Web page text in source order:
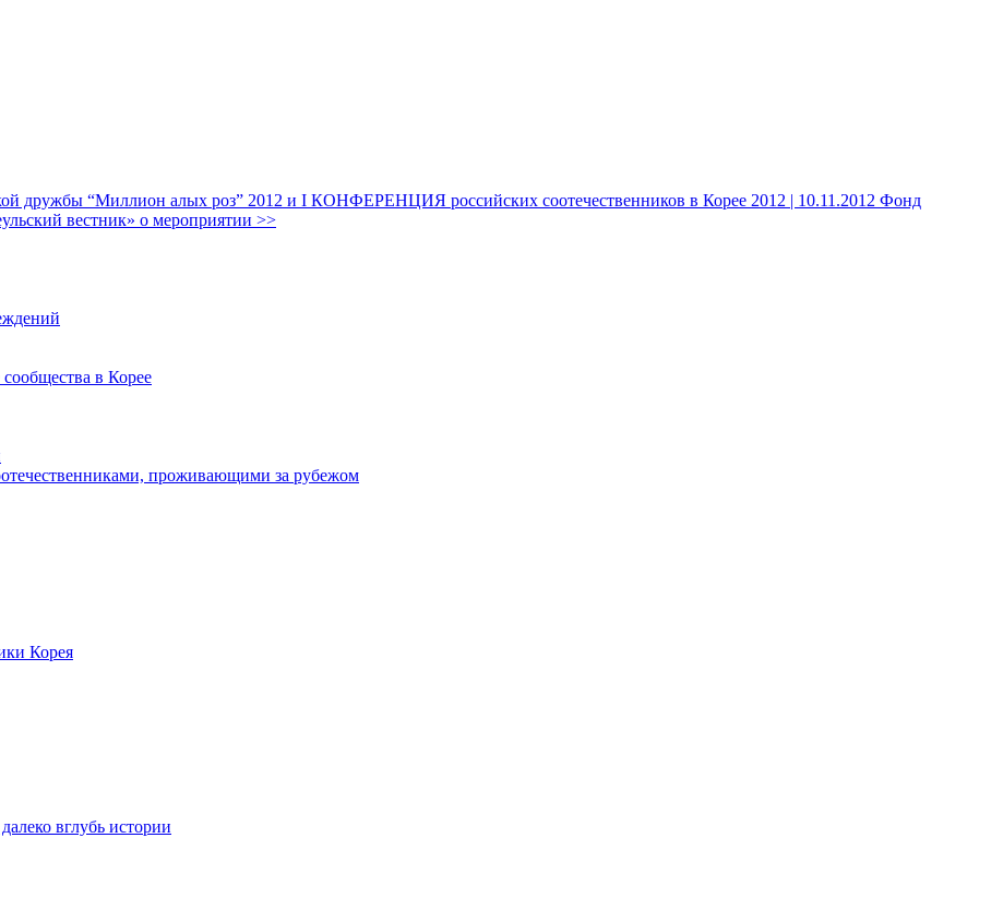
дружбы “Миллион алых роз” 2012 и I КОНФЕРЕНЦИЯ российских соотечественников в Корее 2012 | 10.11.2012 Фонд
вестник» о мероприятии >>
в Корее
проживающими за рубежом
Корея
вглубь истории